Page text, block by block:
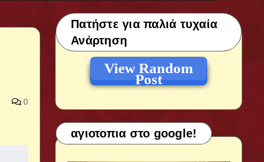
0
Πατήστε για παλιά τυχαία
Ανάρτηση
View Random
Post
αγιοτοπια στο google!